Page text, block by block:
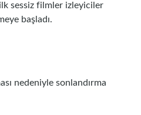
sessiz filmler izleyiciler
başladı.
nedeniyle sonlandırma